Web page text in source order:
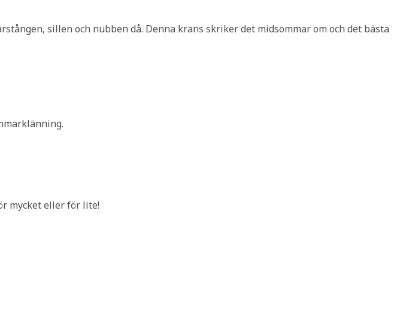
sillen och nubben då. Denna krans skriker det midsommar om och det bästa
mycket eller för lite!